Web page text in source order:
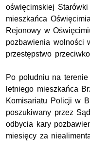
oświęcimskiej
mieszkańca
Rejonowy w
pozbawienia wolności
przestępstwo
Po południu na
letniego mieszkańca
Komisariatu Policji w
poszukiwany przez
odbycia kary
miesięcy za